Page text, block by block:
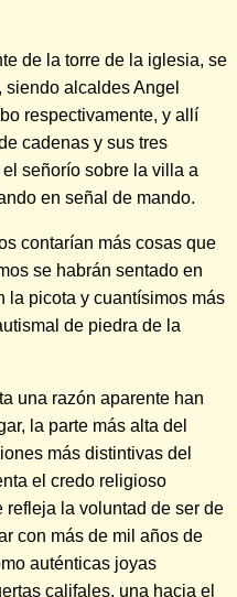
de la torre de la iglesia, se
alcaldes Angel
respectivamente, y allí
cadenas y sus tres
señorío sobre la villa a
en señal de mando.
contarían más cosas que
se habrán sentado en
la picota y cuantísimos más
de piedra de la
una razón aparente han
la parte más alta del
más distintivas del
el credo religioso
refleja la voluntad de ser de
con más de mil años de
auténticas joyas
califales, una hacia el